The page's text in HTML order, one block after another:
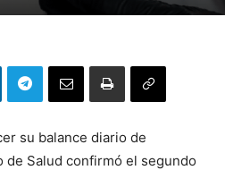
su balance diario de
Salud confirmó el segundo